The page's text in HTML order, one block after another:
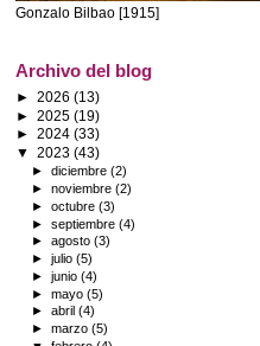
Gonzalo Bilbao [1915]
Archivo del blog
► 2026 (13)
► 2025 (19)
► 2024 (33)
▼ 2023 (43)
►diciembre(2)
►noviembre(2)
►octubre(3)
►septiembre(4)
►agosto(3)
►julio(5)
►junio(4)
►mayo(5)
►abril(4)
►marzo(5)